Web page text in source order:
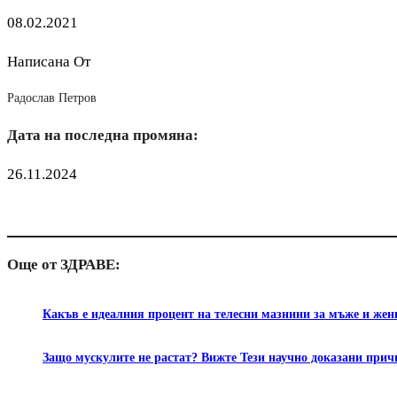
08.02.2021
Написана От
Радослав Петров
Дата на последна промяна:
26.11.2024
Още от ЗДРАВЕ:
Какъв е идеалния процент на телесни мазнини за мъже и
Защо мускулите не растат? Вижте Тези научно доказани